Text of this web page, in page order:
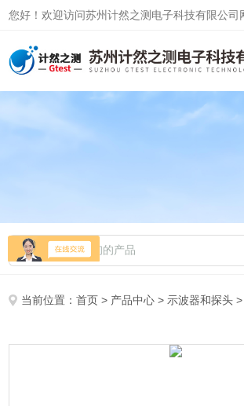
您好！欢迎访问苏州计然之测电子科技有限公司
当前位置：首页 > 产品中心 >示波器和探头